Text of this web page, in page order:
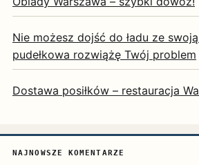
Nie możesz dojść do ładu ze
pudełkowa rozwiążę Twój problem
Dostawa posiłków – restauracja
NAJNOWSZE KOMENTARZE